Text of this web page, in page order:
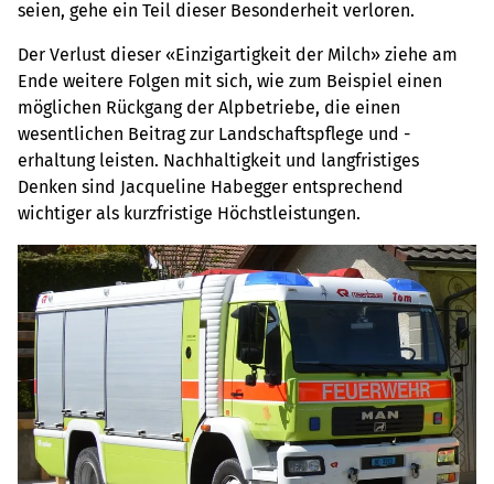
seien, gehe ein Teil dieser Besonderheit verloren.
Der Verlust dieser «Einzigartigkeit der Milch» ziehe am
Ende weitere Folgen mit sich, wie zum Beispiel einen
möglichen Rückgang der Alpbetriebe, die einen
wesentlichen Beitrag zur Landschaftspflege und -
erhaltung leisten. Nachhaltigkeit und langfristiges
Denken sind Jacqueline Habegger entsprechend
wichtiger als kurzfristige Höchstleistungen.